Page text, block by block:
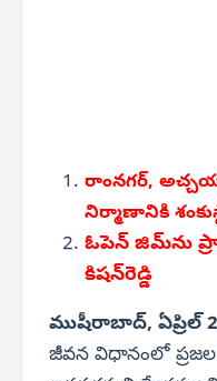
రాంనగర్,
నిర్మాణానికి
ఓపెన్ జిమ్‌ను
కిషన్‌రెడ్డి
ముషీరాబాద్, ఏప్రిల్
జీవన విధానంలో